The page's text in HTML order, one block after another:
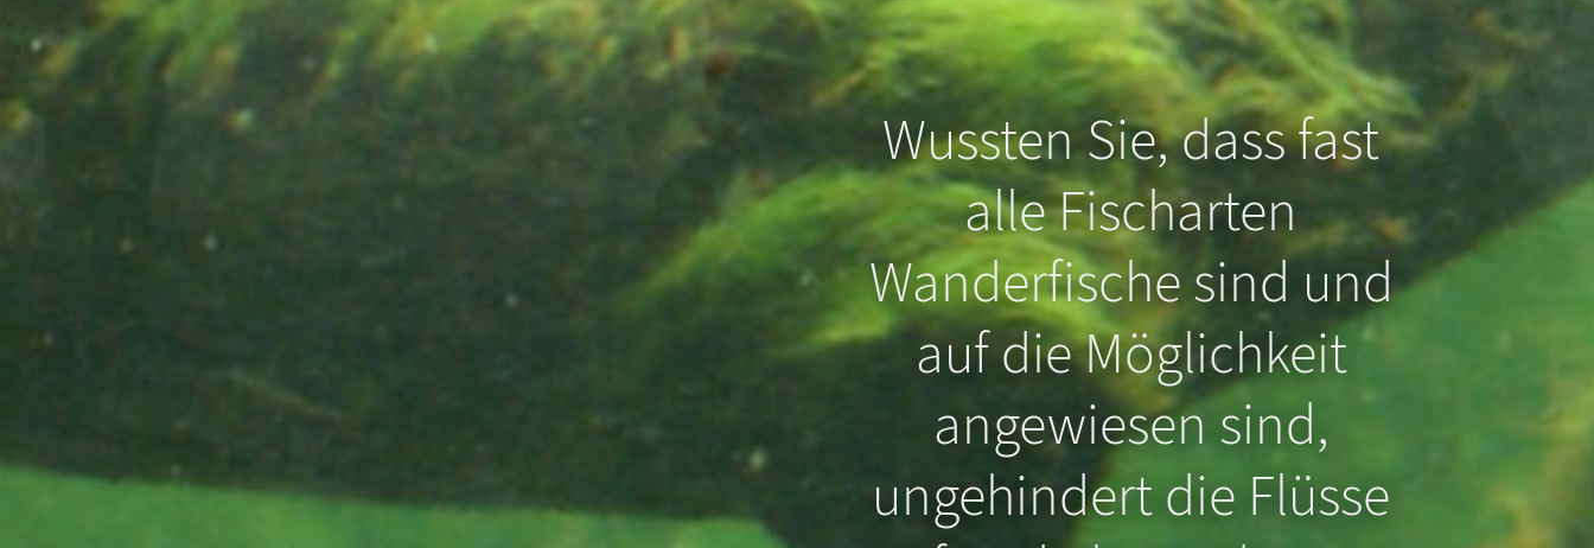
Wussten Sie, dass fast
alle Fischarten
Wanderfische sind und
auf die Möglichkeit
angewiesen sind,
ungehindert die Flüsse
Wussten Sie, dass
Nordseeschnäpel schon
durch geringe